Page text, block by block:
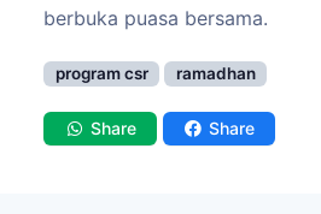
berbuka puasa bersama.
program csr ramadhan
Share Share